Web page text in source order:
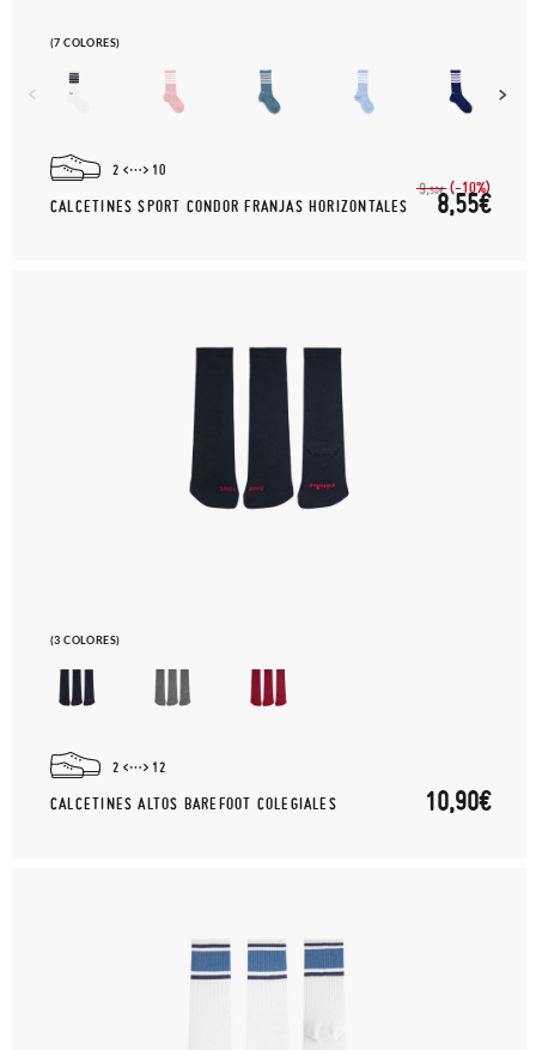
(7 COLORES)
2 10
CALCETINES SPORT CONDOR FRANJAS HORIZONTALES
9,50€ (-10%)
8,55€
(3 COLORES)
2 12
CALCETINES ALTOS BAREFOOT COLEGIALES 10,90€